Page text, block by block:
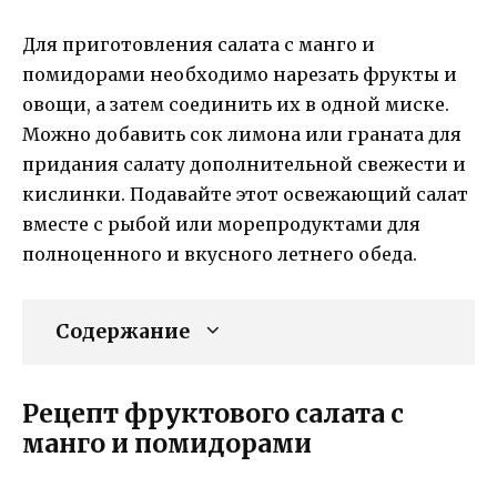
Для приготовления салата с манго и
помидорами необходимо нарезать фрукты и
овощи, а затем соединить их в одной миске.
Можно добавить сок лимона или граната для
придания салату дополнительной свежести и
кислинки. Подавайте этот освежающий салат
вместе с рыбой или морепродуктами для
полноценного и вкусного летнего обеда.
Содержание
Рецепт фруктового салата с
манго и помидорами